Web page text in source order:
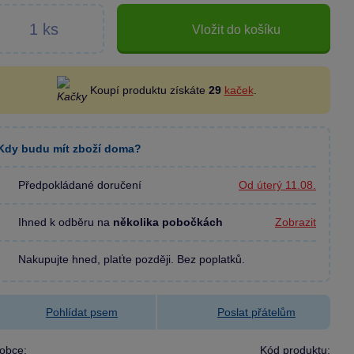
Vložit do košíku
Koupí produktu získáte 29 kaček.
budu mít zboží doma?
Předpokládané doručení Od úterý 11.08.
Ihned k odběru na několika pobočkách Zobrazit
Nakupujte hned, plaťte později. Bez poplatků.
Pohlídat psem Poslat přátelům
Kód produktu: